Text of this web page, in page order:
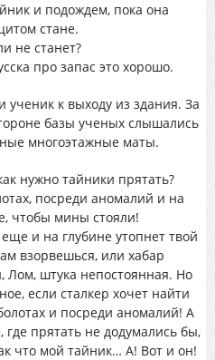
и подождем, пока она
стане.
не станет?
про запас это хорошо.
ученик к выходу из здания. За
базы ученых слышались
многоэтажные маты.
нужно тайники прятать?
посреди аномалий и на
чтобы мины стояли!
и на глубине утопнет твой
взорвешься, или хабар
Лом, штука непостоянная. Но
если сталкер хочет найти
и посреди аномалий! А
где прятать не додумались бы,
что мой тайник… А! Вот и он!